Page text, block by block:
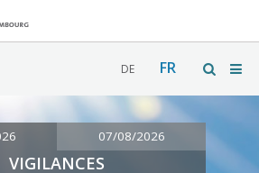
DE FR
07/08/2026
VIGILANCES